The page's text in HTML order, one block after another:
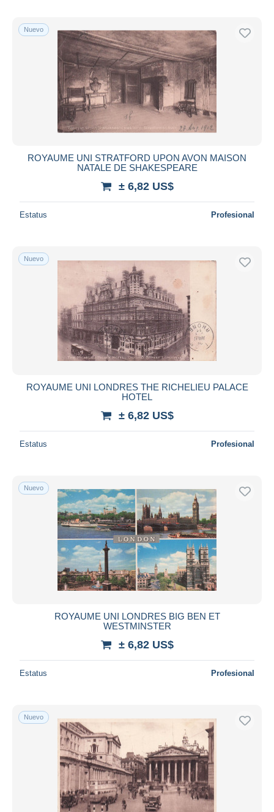
Nuevo
ROYAUME UNI STRATFORD UPON AVON MAISON
NATALE DE SHAKESPEARE
± 6,82 US$
Estatus Profesional
Nuevo
ROYAUME UNI LONDRES THE RICHELIEU PALACE
HOTEL
± 6,82 US$
Estatus Profesional
Nuevo
ROYAUME UNI LONDRES BIG BEN ET
WESTMINSTER
± 6,82 US$
Estatus Profesional
Nuevo